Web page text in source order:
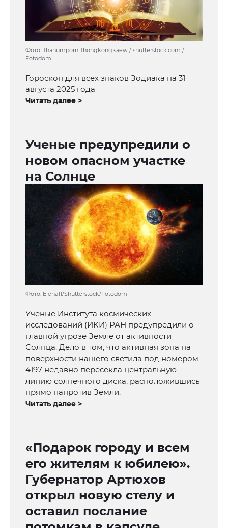
Фото: Thanumporn Thongkongkaew / shutterstock.com /
Fotodom
Гороскоп для всех знаков Зодиака на 31
августа 2025 года
Читать далее >
Ученые предупредили о
новом опасном участке
на Солнце
Фото: Elena11/Shutterstock/Fotodom
Ученые Института космических
исследований (ИКИ) РАН предупредили о
главной угрозе Земле от активности
Солнца. Дело в том, что активная зона на
поверхности нашего светила под номером
4197 недавно пересекла центральную
линию солнечного диска, расположившись
прямо напротив Земли.
Читать далее >
«Подарок городу и всем
его жителям к юбилею».
Губернатор Артюхов
открыл новую стелу и
оставил послание